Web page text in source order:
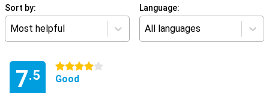
Sort by:
Most helpful
Language:
All languages
7.5
4 stars
Good